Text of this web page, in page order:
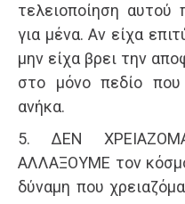
τελειοποίηση αυτού
για μένα. Αν είχα
μην είχα βρει την
στο μόνο πεδίο που
ανήκα.
5. ΔΕΝ
ΑΛΛΑΞΟΥΜΕ τον
δύναμη που